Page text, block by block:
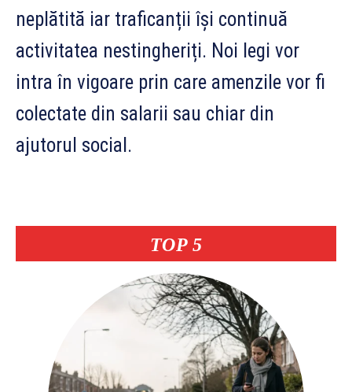
TOP 5
neplătită iar traficanții își continuă
activitatea nestingheriți. Noi legi vor
intra în vigoare prin care amenzile vor fi
colectate din salarii sau chiar din
ajutorul social.